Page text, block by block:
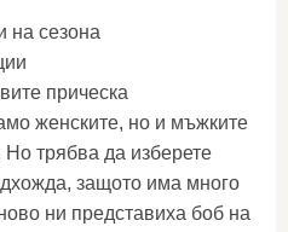
на сезона
прическа
женските, но и мъжките
Но трябва да изберете
защото има много
ни представиха боб на